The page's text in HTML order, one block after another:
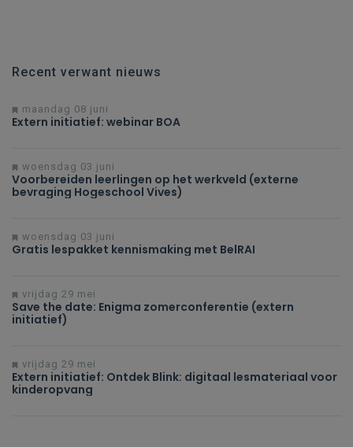
Recent verwant nieuws
maandag 08 juni
Extern initiatief: webinar BOA
woensdag 03 juni
Voorbereiden leerlingen op het werkveld (externe
bevraging Hogeschool Vives)
woensdag 03 juni
Gratis lespakket kennismaking met BelRAI
vrijdag 29 mei
Save the date: Enigma zomerconferentie (extern
initiatief)
vrijdag 29 mei
Extern initiatief: Ontdek Blink: digitaal lesmateriaal voor
kinderopvang